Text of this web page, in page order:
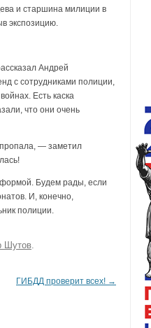
и старшина милиции в
экспозицию.
Андрей
с сотрудниками полиции,
Есть каска
что они очень
— заметил
Будем рады, если
И, конечно,
полиции.
Шутов
ГИБДД проверит всех! →